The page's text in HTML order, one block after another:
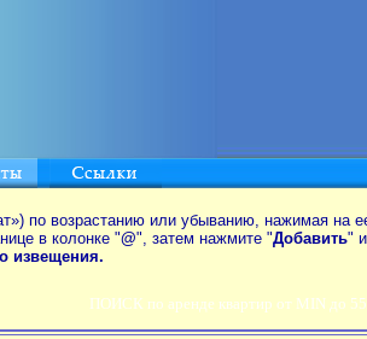
по возрастанию или убыванию, нажимая на
в колонке "@", затем нажмите "Добавить"
извещения.
ПОИСК по аренде квартир от MIN до